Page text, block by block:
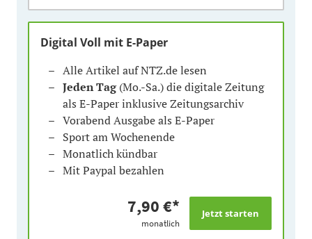
Digital Voll mit E-Paper
Alle Artikel auf NTZ.de lesen
Jeden Tag(Mo.-Sa.) die digitale Zeitung
als E-Paper inklusive Zeitungsarchiv
Vorabend Ausgabe als E-Paper
Sport am Wochenende
Monatlich kündbar
Mit Paypal bezahlen
7,90 €*
monatlich